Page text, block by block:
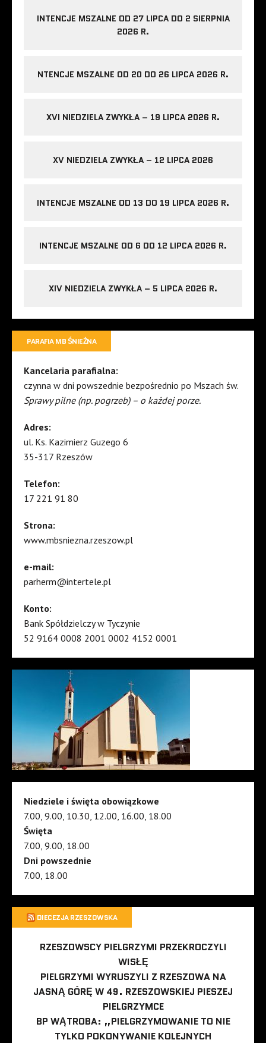
INTENCJE MSZALNE OD 27 LIPCA DO 2 SIERPNIA
2026 R.
NTENCJE MSZALNE OD 20 DO 26 LIPCA 2026 R.
XVI NIEDZIELA ZWYKŁA – 19 LIPCA 2026 R.
XV NIEDZIELA ZWYKŁA – 12 LIPCA 2026
INTENCJE MSZALNE OD 13 DO 19 LIPCA 2026 R.
INTENCJE MSZALNE OD 6 DO 12 LIPCA 2026 R.
XIV NIEDZIELA ZWYKŁA – 5 LIPCA 2026 R.
PARAFIA MB ŚNIEŻNA
Kancelaria parafialna:
czynna w dni powszednie bezpośrednio po Mszach św.
Sprawy pilne (np. pogrzeb) – o każdej porze.
Adres:
ul. Ks. Kazimierz Guzego 6
35-317 Rzeszów
Telefon:
17 221 91 80
Strona:
www.mbsniezna.rzeszow.pl
e-mail:
parherm@intertele.pl
Konto:
Bank Spółdzielczy w Tyczynie
52 9164 0008 2001 0002 4152 0001
Niedziele i święta obowiązkowe
7.00, 9.00, 10.30, 12.00, 16.00, 18.00
Święta
7.00, 9.00, 18.00
Dni powszednie
7.00, 18.00
DIECEZJA RZESZOWSKA
RZESZOWSCY PIELGRZYMI PRZEKROCZYLI
WISŁĘ
PIELGRZYMI WYRUSZYLI Z RZESZOWA NA
JASNĄ GÓRĘ W 49. RZESZOWSKIEJ PIESZEJ
PIELGRZYMCE
BP WĄTROBA: „PIELGRZYMOWANIE TO NIE
TYLKO POKONYWANIE KOLEJNYCH